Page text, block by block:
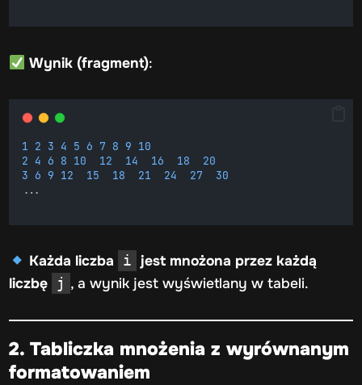
Wynik (fragment):
1 2 3 4 5 6 7 8 9 10
2 4 6 8 10 12 14 16 18
20
3 6 9 12 15 18 21 24 27
30
...
Każda liczba i jest mnożona przez każdą
liczbę
j , a wynik jest wyświetlany w tabeli.
2. Tabliczka mnożenia z wyrównanym
formatowaniem